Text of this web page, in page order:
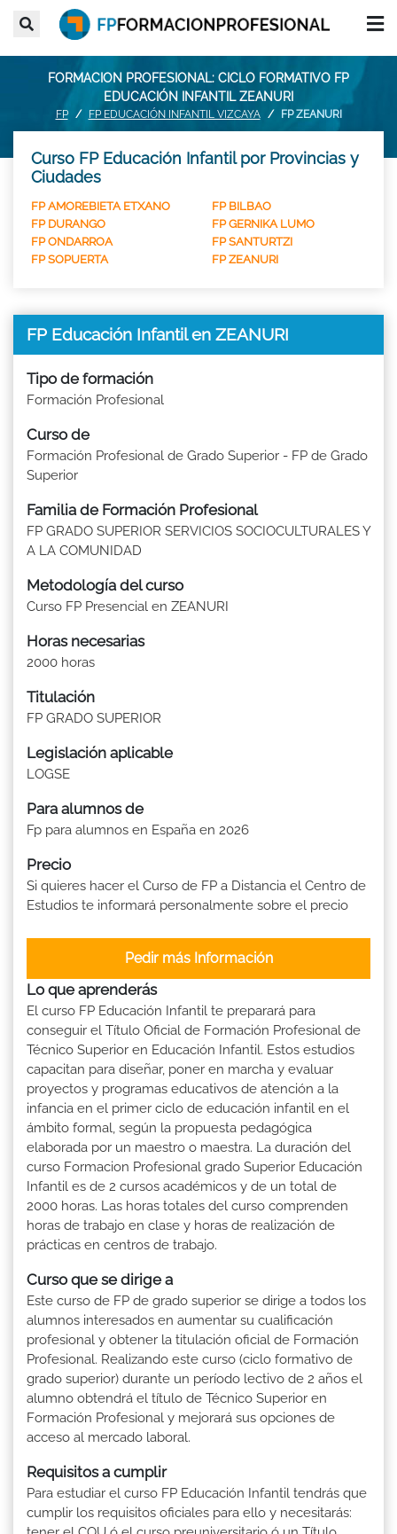
FORMACION PROFESIONAL: CICLO FORMATIVO FP
EDUCACIÓN INFANTIL ZEANURI
FP FP EDUCACIÓN INFANTIL VIZCAYA FP ZEANURI
Curso FP Educación Infantil por Provincias y
Ciudades
FP AMOREBIETA ETXANO
FP BILBAO
FP DURANGO
FP GERNIKA LUMO
FP ONDARROA
FP SANTURTZI
FP SOPUERTA
FP ZEANURI
FP Educación Infantil en ZEANURI
Tipo de formación
Formación Profesional
Curso de
Formación Profesional de Grado Superior - FP de Grado
Superior
Familia de Formación Profesional
FP GRADO SUPERIOR SERVICIOS SOCIOCULTURALES Y
A LA COMUNIDAD
Metodología del curso
Curso FP Presencial en ZEANURI
Horas necesarias
2000 horas
Titulación
FP GRADO SUPERIOR
Legislación aplicable
LOGSE
Para alumnos de
Fp para alumnos en España en 2026
Precio
Si quieres hacer el Curso de FP a Distancia el Centro de
Estudios te informará personalmente sobre el precio
Pedir más Información
Lo que aprenderás
El curso FP Educación Infantil te preparará para
conseguir el Título Oficial de Formación Profesional de
Técnico Superior en Educación Infantil. Estos estudios
capacitan para diseñar, poner en marcha y evaluar
proyectos y programas educativos de atención a la
infancia en el primer ciclo de educación infantil en el
ámbito formal, según la propuesta pedagógica
elaborada por un maestro o maestra. La duración del
curso Formacion Profesional grado Superior Educación
Infantil es de 2 cursos académicos y de un total de
2000 horas. Las horas totales del curso comprenden
horas de trabajo en clase y horas de realización de
prácticas en centros de trabajo.
Curso que se dirige a
Este curso de FP de grado superior se dirige a todos los
alumnos interesados en aumentar su cualificación
profesional y obtener la titulación oficial de Formación
Profesional. Realizando este curso (ciclo formativo de
grado superior) durante un período lectivo de 2 años el
alumno obtendrá el título de Técnico Superior en
Formación Profesional y mejorará sus opciones de
acceso al mercado laboral.
Requisitos a cumplir
Para estudiar el curso FP Educación Infantil tendrás que
cumplir los requisitos oficiales para ello y necesitarás: